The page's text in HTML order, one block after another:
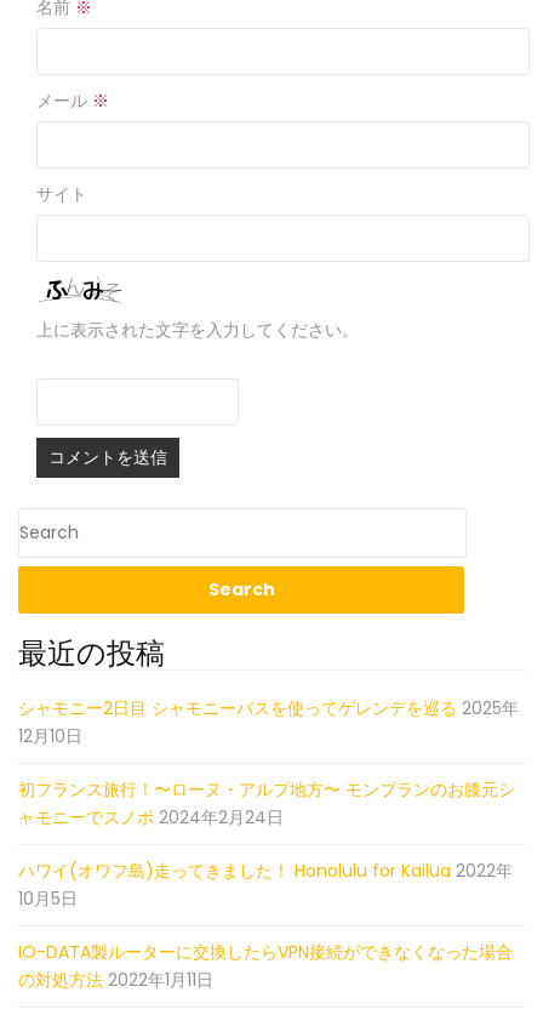
名前 ※
メール ※
サイト
上に表示された文字を入力してください。
最近の投稿
シャモニー2日目 シャモニーバスを使ってゲレンデを巡る 2025年
12月10日
初フランス旅行！〜ローヌ・アルプ地方〜 モンブランのお膝元シ
ャモニーでスノボ 2024年2月24日
ハワイ(オワフ島)走ってきました！ Honolulu for Kailua 2022年
10月5日
IO-DATA製ルーターに交換したらVPN接続ができなくなった場合
の対処方法 2022年1月11日